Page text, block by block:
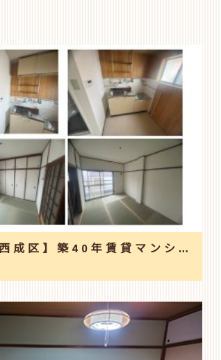
【大阪市西成区】築40年賃貸マンション改修工事